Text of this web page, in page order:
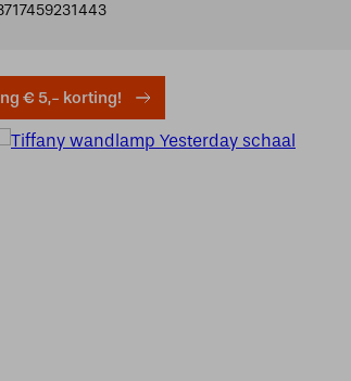
€ 5,- korting!